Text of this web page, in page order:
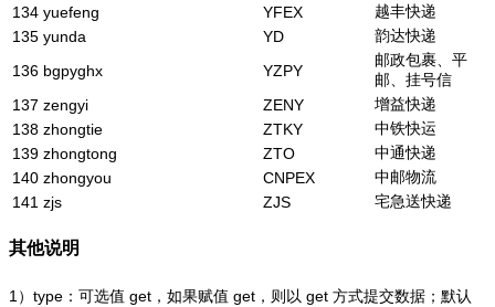
134 yuefeng YFEX
越丰快递
135 yunda YD
韵达快递
136 bgpyghx YZPY
邮政包裹、平
邮、挂号信
137 zengyi ZENY
增益快递
138 zhongtie ZTKY
中铁快运
139 zhongtong ZTO
中通快递
140 zhongyou CNPEX
中邮物流
141 zjs ZJS 宅急送快递
其他说明
1）type：可选值 get，如果赋值 get，则以 get 方式提交数据；默认